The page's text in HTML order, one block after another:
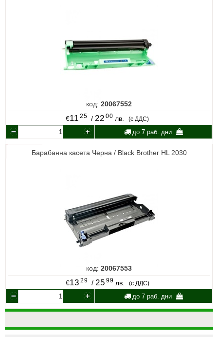
код: 20067552
€11 25 / 22 00 лв. (с ДДС)
до 7 раб. дни
Барабанна касета Черна / Black Brother HL 2030
код: 20067553
€13 29 / 25 99 лв. (с ДДС)
до 7 раб. дни